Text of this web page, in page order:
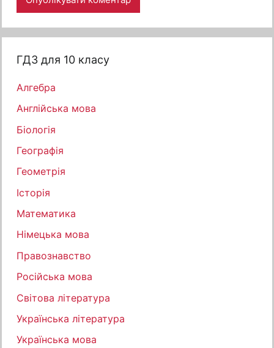
ГДЗ для 10 класу
Алгебра
Англійська мова
Біологія
Географія
Геометрія
Історія
Математика
Німецька мова
Правознавство
Російська мова
Світова література
Українська література
Українська мова